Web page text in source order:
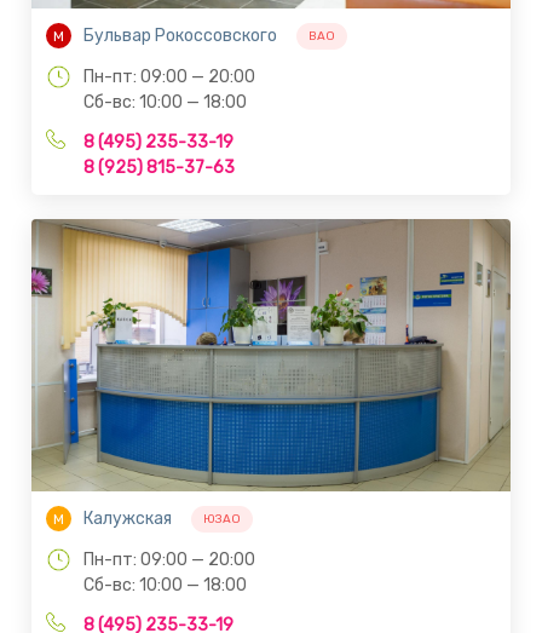
М Бульвар Рокоссовского ВАО
Пн-пт: 09:00 — 20:00
Сб-вс: 10:00 — 18:00
8 (495) 235-33-19
8 (925) 815-37-63
М Калужская ЮЗАО
Пн-пт: 09:00 — 20:00
Сб-вс: 10:00 — 18:00
8 (495) 235-33-19